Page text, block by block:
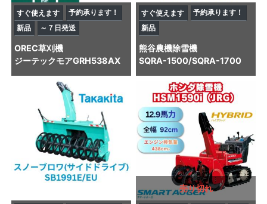
すぐ使えます
予約承ります！
新品
～７日発送
OREC草刈機
ジーテックモアGRH538AX
すぐ使えます
予約承ります！
新品
熊谷農機除雪機
SQRA-1500/SQRA-1700
売り切れ